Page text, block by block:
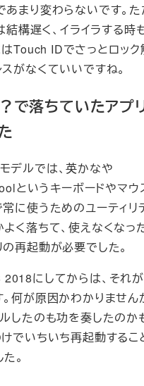
あまり変わらないです。
構遅く、イライラする時
はTouch IDでさっとロッ
がなくていいですね。
で落ちていたアプ
デルでは、英かなや
というキーボードやマウ
に使うためのユーティリ
く落ちて、使えなくなっ
再起動が必要でした。
2018にしてからは、それ
何が原因かわかりません
したのも功を奏したのか
でいちいち再起動するこ
。